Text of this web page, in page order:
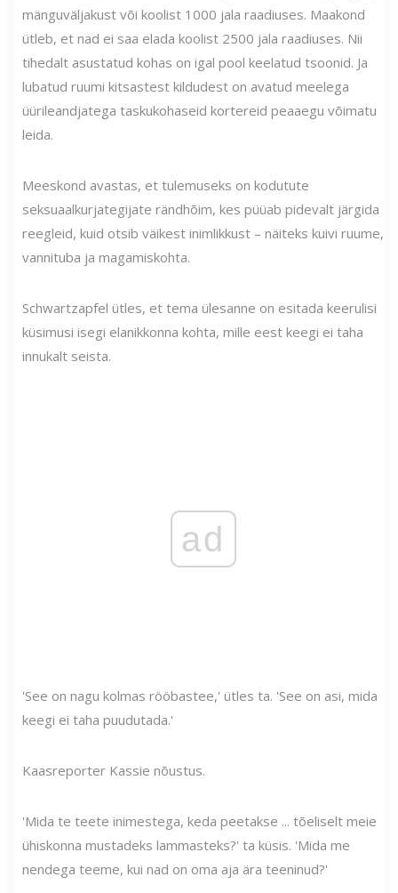
mänguväljakust või koolist 1000 jala raadiuses. Maakond
ütleb, et nad ei saa elada koolist 2500 jala raadiuses. Nii
tihedalt asustatud kohas on igal pool keelatud tsoonid. Ja
lubatud ruumi kitsastest kildudest on avatud meelega
üürileandjatega taskukohaseid kortereid peaaegu võimatu
leida.
Meeskond avastas, et tulemuseks on kodutute
seksuaalkurjategijate rändhõim, kes püüab pidevalt järgida
reegleid, kuid otsib väikest inimlikkust – näiteks kuivi ruume,
vannituba ja magamiskohta.
Schwartzapfel ütles, et tema ülesanne on esitada keerulisi
küsimusi isegi elanikkonna kohta, mille eest keegi ei taha
innukalt seista.
ad
'See on nagu kolmas rööbastee,' ütles ta. 'See on asi, mida
keegi ei taha puudutada.'
Kaasreporter Kassie nõustus.
'Mida te teete inimestega, keda peetakse ... tõeliselt meie
ühiskonna mustadeks lammasteks?' ta küsis. 'Mida me
nendega teeme, kui nad on oma aja ära teeninud?'